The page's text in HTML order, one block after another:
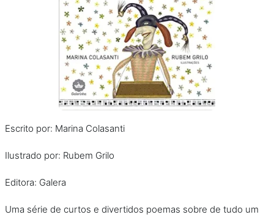
Escrito por: Marina Colasanti
Ilustrado por: Rubem Grilo
Editora: Galera
Uma série de curtos e divertidos poemas sobre de tudo um